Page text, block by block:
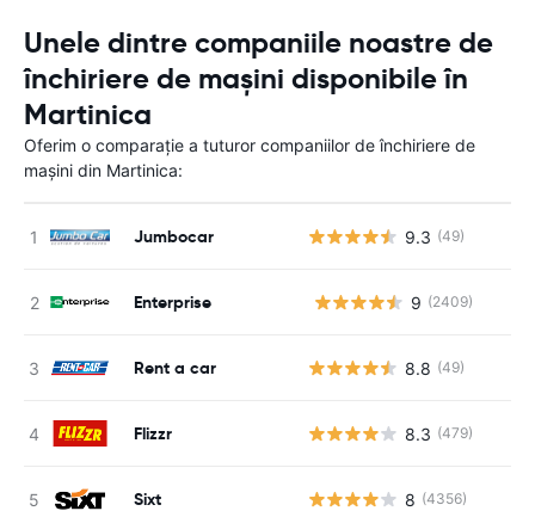
Unele dintre companiile noastre de
închiriere de mașini disponibile în
Martinica
Oferim o comparație a tuturor companiilor de închiriere de
mașini din Martinica:
Jumbocar 9.3 (49)
Enterprise 9 (2409)
Rent a car 8.8 (49)
Flizzr 8.3 (479)
Sixt 8 (4356)